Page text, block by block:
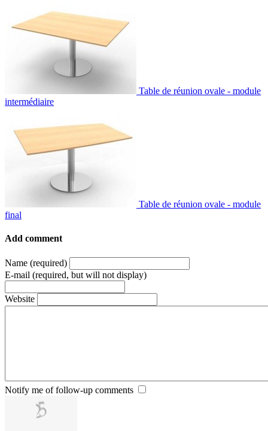
Table de réunion ovale - module
intermédiaire
Table de réunion ovale - module
final
Add comment
Name (required)
E-mail (required, but will not display)
Website
Notify me of follow-up comments